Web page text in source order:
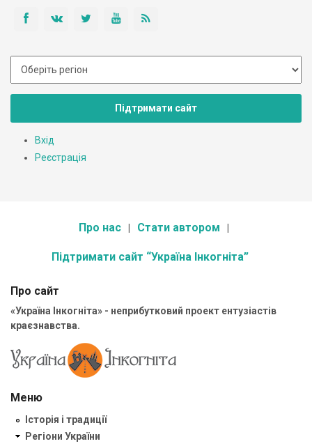
Підтримати сайт
Вхід
Реєстрація
Про нас Стати автором
Підтримати сайт “Україна Інкогніта”
Про сайт
«Україна Інкогніта» - неприбутковий проект ентузіастів
краєзнавства.
Меню
Історія і традиції
Регіони України